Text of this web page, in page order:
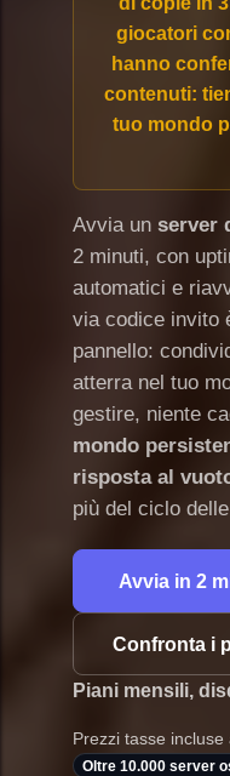
giocatori
hanno
contenuti:
tuo mondo
Avvia un server
2 minuti, con
automatici e
via codice invito
pannello:
atterra nel tuo
gestire, niente
mondo
risposta al
più del ciclo
Avvia in 2
Confronta i
Piani mensili,
Prezzi tasse incluse
Oltre 10.000 server